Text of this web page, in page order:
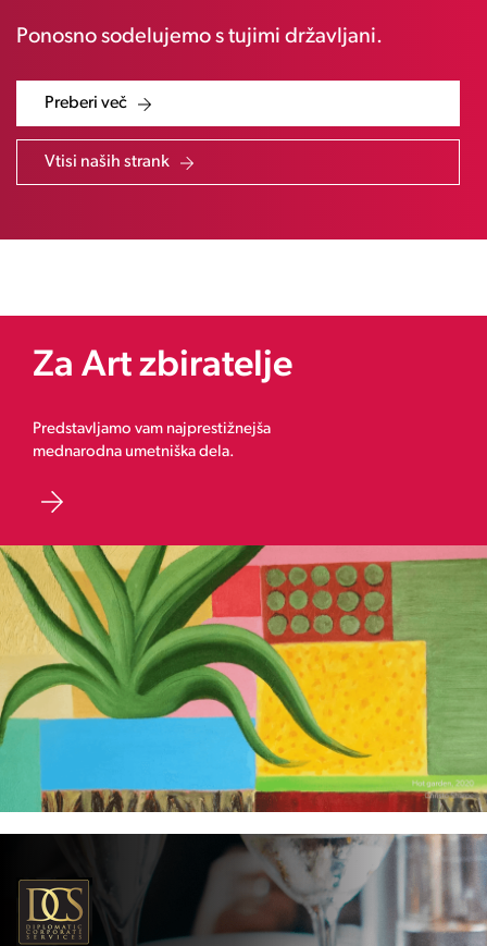
Ponosno sodelujemo s tujimi državljani.
Preberi več
Vtisi naših strank
Za Art zbiratelje
Predstavljamo vam najprestižnejša
mednarodna umetniška dela.